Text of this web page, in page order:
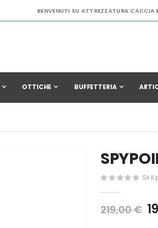
BENVENUTI SU ATTREZZATURA CACCIA
OTTICHE BUFFETTERIA
Sii
219,00 €